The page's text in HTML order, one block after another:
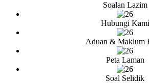
Soalan Lazim
Hubungi Kami
Aduan & Maklum
Peta Laman
Soal Selidik